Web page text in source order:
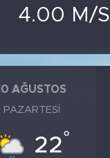
4.00 M/S
AĞUSTOS
PAZARTESI
22°